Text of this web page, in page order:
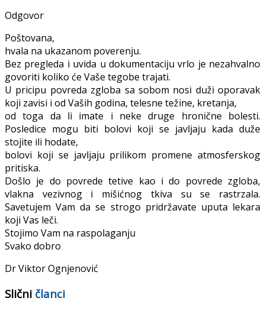
Odgovor
Poštovana,
hvala na ukazanom poverenju.
Bez pregleda i uvida u dokumentaciju vrlo je nezahvalno
govoriti koliko će Vaše tegobe trajati.
U pricipu povreda zgloba sa sobom nosi duži oporavak
koji zavisi i od Vaših godina, telesne težine, kretanja,
od toga da li imate i neke druge hronične bolesti.
Posledice mogu biti bolovi koji se javljaju kada duže
stojite ili hodate,
bolovi koji se javljaju prilikom promene atmosferskog
pritiska.
Došlo je do povrede tetive kao i do povrede zgloba,
vlakna vezivnog i mišićnog tkiva su se rastrzala.
Savetujem Vam da se strogo pridržavate uputa lekara
koji Vas leči.
Stojimo Vam na raspolaganju
Svako dobro
Dr Viktor Ognjenović
Slični članci